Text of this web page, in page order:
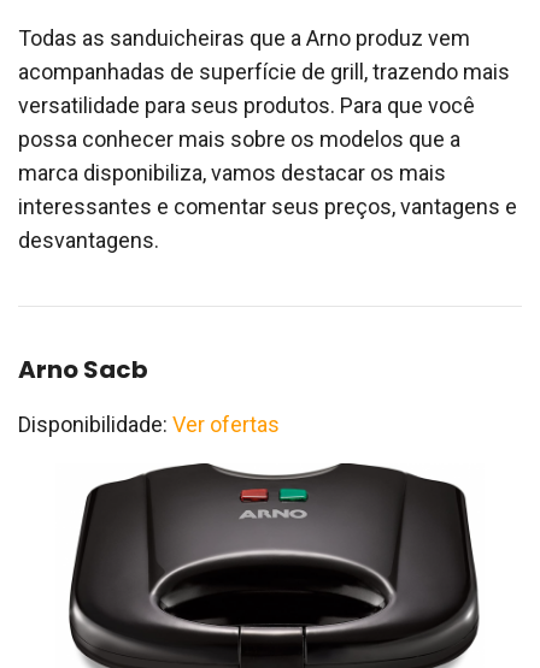
Todas as sanduicheiras que a Arno produz vem
acompanhadas de superfície de grill, trazendo mais
versatilidade para seus produtos. Para que você
possa conhecer mais sobre os modelos que a
marca disponibiliza, vamos destacar os mais
interessantes e comentar seus preços, vantagens e
desvantagens.
Arno Sacb
Disponibilidade: Ver ofertas